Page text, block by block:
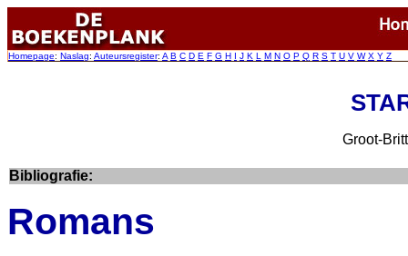
Homepage: Naslag: Auteursregister: A B C D E F G H I J K L M N O P Q R S T U V W X Y Z
Groot-
Bibliografie:
Romans